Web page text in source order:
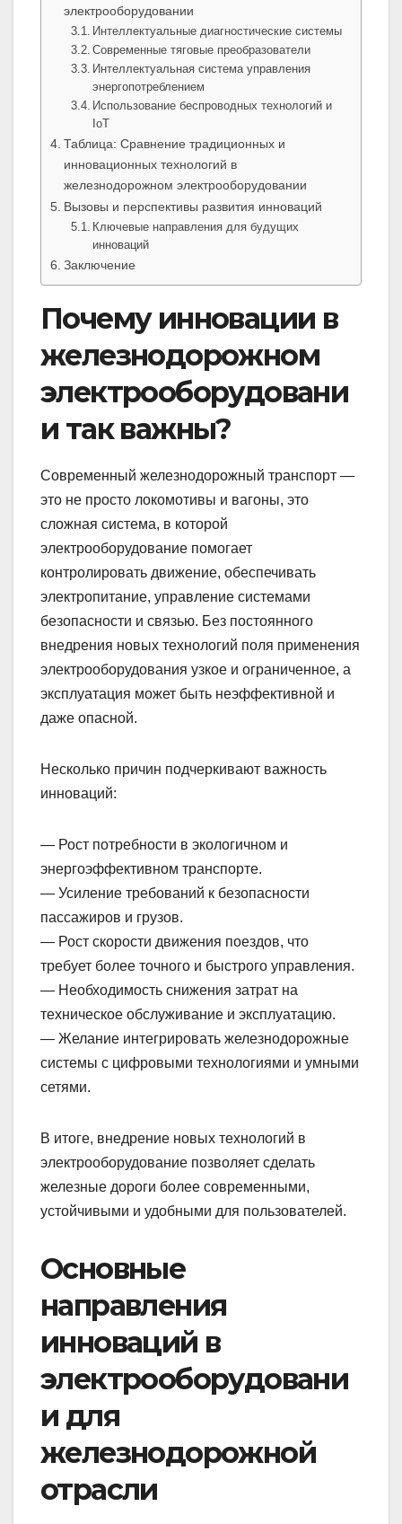
электрооборудовании
Интеллектуальные диагностические системы
Современные тяговые преобразователи
Интеллектуальная система управления
энергопотреблением
Использование беспроводных технологий и
IoT
Таблица: Сравнение традиционных и
инновационных технологий в
железнодорожном электрооборудовании
Вызовы и перспективы развития инноваций
Ключевые направления для будущих
инноваций
Заключение
Почему инновации в
железнодорожном
электрооборудовани
и так важны?
Современный железнодорожный транспорт —
это не просто локомотивы и вагоны, это
сложная система, в которой
электрооборудование помогает
контролировать движение, обеспечивать
электропитание, управление системами
безопасности и связью. Без постоянного
внедрения новых технологий поля применения
электрооборудования узкое и ограниченное, а
эксплуатация может быть неэффективной и
даже опасной.
Несколько причин подчеркивают важность
инноваций:
— Рост потребности в экологичном и
энергоэффективном транспорте.
— Усиление требований к безопасности
пассажиров и грузов.
— Рост скорости движения поездов, что
требует более точного и быстрого управления.
— Необходимость снижения затрат на
техническое обслуживание и эксплуатацию.
— Желание интегрировать железнодорожные
системы с цифровыми технологиями и умными
сетями.
В итоге, внедрение новых технологий в
электрооборудование позволяет сделать
железные дороги более современными,
устойчивыми и удобными для пользователей.
Основные
направления
инноваций в
электрооборудовани
и для
железнодорожной
отрасли